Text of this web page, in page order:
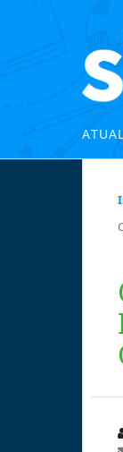
ATUAL